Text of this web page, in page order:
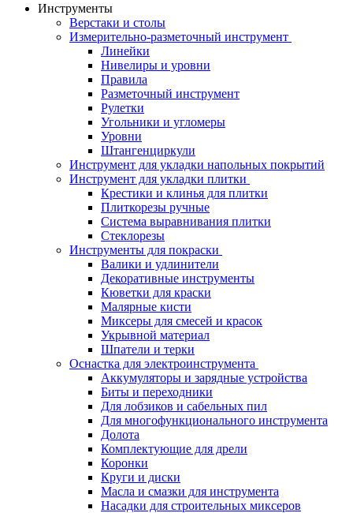
Инструменты
Верстаки и столы
Измерительно-разметочный инструмент
Линейки
Нивелиры и уровни
Правила
Разметочный инструмент
Рулетки
Угольники и угломеры
Уровни
Штангенциркули
Инструмент для укладки напольных покрытий
Инструмент для укладки плитки
Крестики и клинья для плитки
Плиткорезы ручные
Система выравнивания плитки
Стеклорезы
Инструменты для покраски
Валики и удлинители
Декоративные инструменты
Кюветки для краски
Малярные кисти
Миксеры для смесей и красок
Укрывной материал
Шпатели и терки
Оснастка для электроинструмента
Аккумуляторы и зарядные устройства
Биты и переходники
Для лобзиков и сабельных пил
Для многофункционального инструмента
Долота
Комплектующие для дрели
Коронки
Круги и диски
Масла и смазки для инструмента
Насадки для строительных миксеров